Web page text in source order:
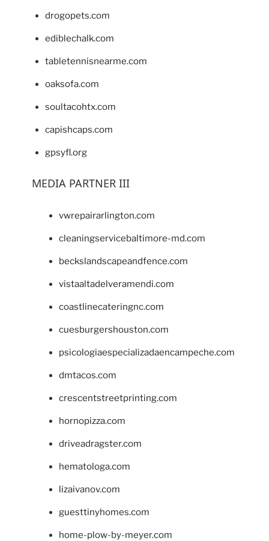
drogopets.com
ediblechalk.com
tabletennisnearme.com
oaksofa.com
soultacohtx.com
capishcaps.com
gpsyfl.org
MEDIA PARTNER III
vwrepairarlington.com
cleaningservicebaltimore-md.com
beckslandscapeandfence.com
vistaaltadelveramendi.com
coastlinecateringnc.com
cuesburgershouston.com
psicologiaespecializadaencampeche.com
dmtacos.com
crescentstreetprinting.com
hornopizza.com
driveadragster.com
hematologa.com
lizaivanov.com
guesttinyhomes.com
home-plow-by-meyer.com